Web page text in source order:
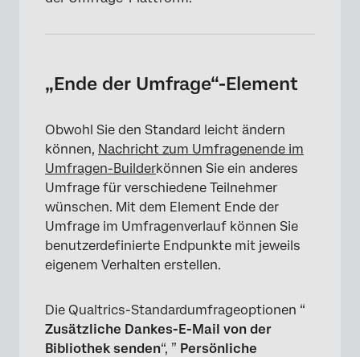
„Ende der Umfrage“-Element
Obwohl Sie den Standard leicht ändern
können, Nachricht zum Umfragenende im
Umfragen-Builderkönnen Sie ein anderes
Umfrage für verschiedene Teilnehmer
wünschen. Mit dem Element Ende der
Umfrage im Umfragenverlauf können Sie
benutzerdefinierte Endpunkte mit jeweils
eigenem Verhalten erstellen.
Die Qualtrics-Standardumfrageoptionen “
Zusätzliche Dankes-E-Mail von der
Bibliothek senden“, ” Persönliche